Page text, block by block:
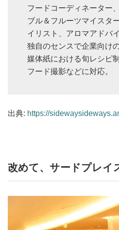
フードコーディネーター
ブル＆フルーツマイスタ
イリスト、アロマアドバ
独自のセンスで企業向け
媒体紙における旬レシピ
フード撮影などに対応。
出典: https://
改めて、サードプレイ